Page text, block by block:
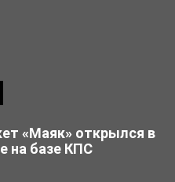
«Маяк» открылся в
на базе КПС